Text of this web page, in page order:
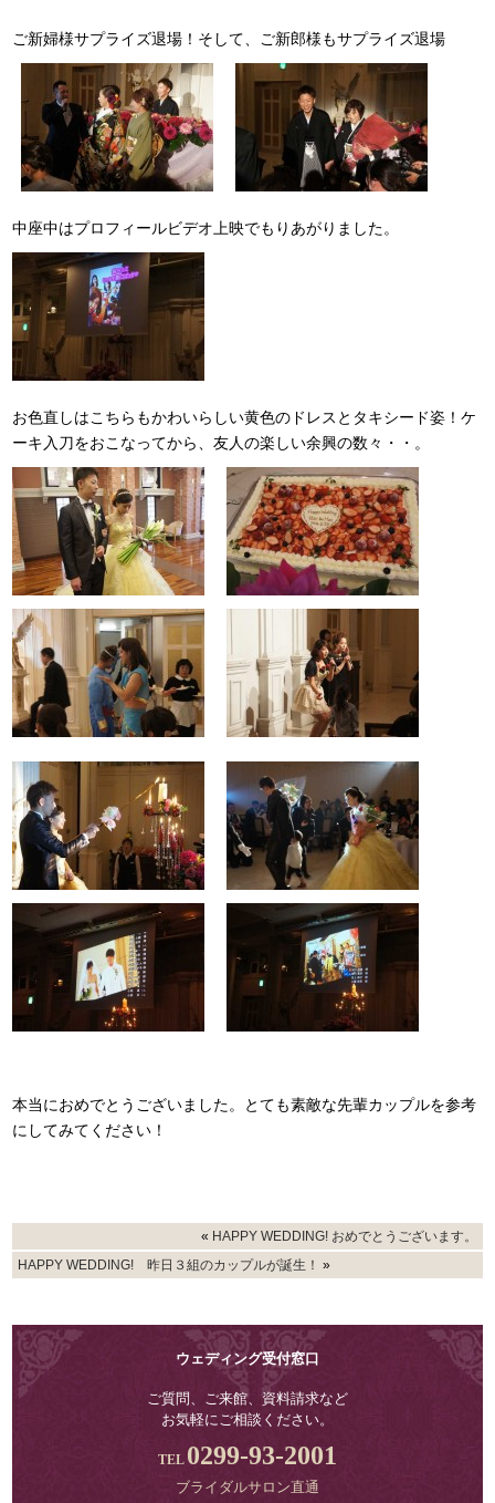
ご新婦様サプライズ退場！そして、ご新郎様もサプライズ退場
中座中はプロフィールビデオ上映でもりあがりました。
お色直しはこちらもかわいらしい黄色のドレスとタキシード姿！ケ
ーキ入刀をおこなってから、友人の楽しい余興の数々・・。
本当におめでとうございました。とても素敵な先輩カップルを参考
にしてみてください！
« HAPPY WEDDING! おめでとうございます。
HAPPY WEDDING! 昨日３組のカップルが誕生！ »
ウェディング受付窓口
ご質問、ご来館、資料請求など
お気軽にご相談ください。
0299-93-2001
ブライダルサロン直通